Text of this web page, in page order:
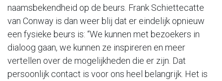
naamsbekendheid op de beurs. Frank Schiettecatte
van Conway is dan weer blij dat er eindelijk opnieuw
een fysieke beurs is: “We kunnen met bezoekers in
dialoog gaan, we kunnen ze inspireren en meer
vertellen over de mogelijkheden die er zijn. Dat
persoonlijk contact is voor ons heel belangrijk. Het is